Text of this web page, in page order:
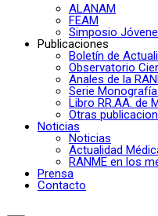
ALANAM
FEAM
Simposio
Publicaciones
Boletín de
Observatorio
Anales de la
Serie
Libro RR.AA. de
Otras
Noticias
Noticias
Actualidad
RANME en los
Prensa
Contacto